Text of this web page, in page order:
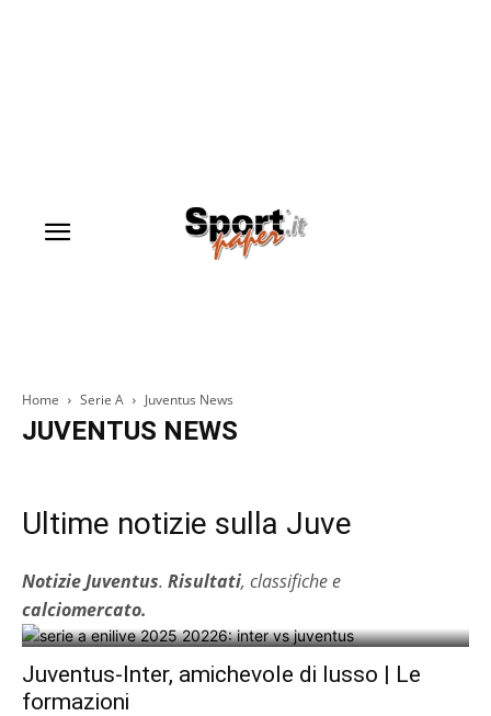
Home Serie A Juventus News
JUVENTUS NEWS
Ultime notizie sulla Juve
Notizie Juventus. Risultati, classifiche e
calciomercato.
Juventus-Inter, amichevole di lusso | Le
formazioni